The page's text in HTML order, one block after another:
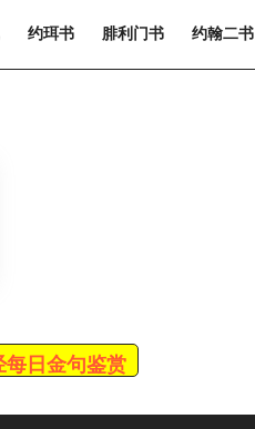
约珥书 腓利门书 约翰二书
每日金句鉴赏